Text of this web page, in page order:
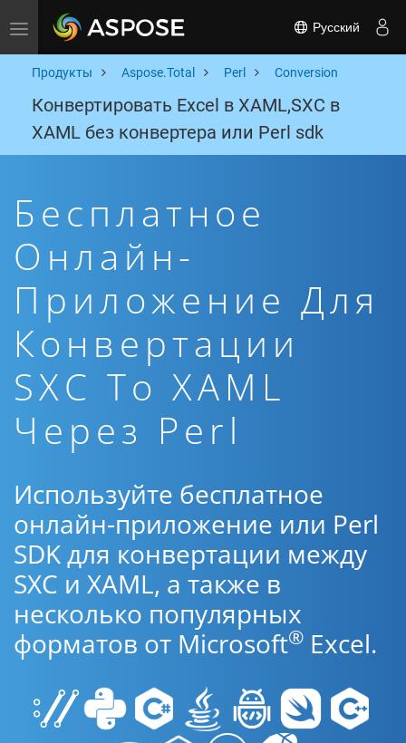
Toggle navigation Русский
Продукты Aspose.Total Perl Conversion
Конвертировать Excel в XAML,SXC в
XAML без конвертера или Perl sdk
Бесплатное
Онлайн-
Приложение Для
Конвертации
SXC To XAML
Через Perl
Используйте бесплатное
онлайн-приложение или Perl
SDK для конвертации между
SXC и XAML, а также в
несколько популярных
форматов от Microsoft® Excel.